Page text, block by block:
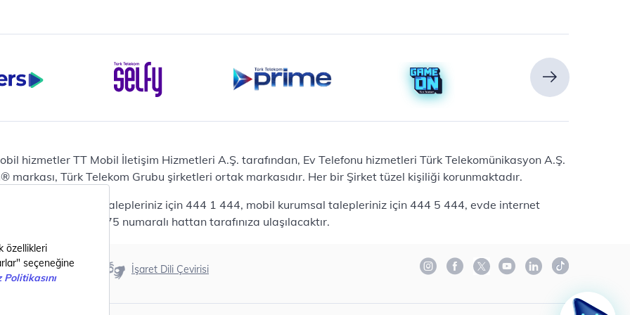
Casper Nirvana C370
Notebook
Ev Telefonu
Panasonic TGB610
Modem ve Wi-Fi
Zyxel DX3300 Wi-Fi 6
Premium VDSL Modem
Samsung Buds2 Pro
Samsung Galaxy Watch 6
hizmetler TT Mobil İletişim Hizmetleri A.Ş. tarafından, Ev Telefonu hizmetleri Türk Telekomünikasyon A.Ş.
markası, Türk Telekom Grubu şirketleri ortak markasıdır. Her bir Şirket tüzel kişiliği korunmaktadır.
mobil bireysel talepleriniz için 444 1 444, mobil kurumsal talepleriniz için 444 5 444, evde internet
için 444 0375 numaralı hattan tarafınıza ulaşılacaktır.
Erişilebilirlik İşaret Dili Çevirisi